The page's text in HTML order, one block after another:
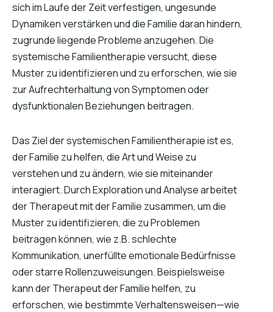
sich im Laufe der Zeit verfestigen, ungesunde
Dynamiken verstärken und die Familie daran hindern,
zugrunde liegende Probleme anzugehen. Die
systemische Familientherapie versucht, diese
Muster zu identifizieren und zu erforschen, wie sie
zur Aufrechterhaltung von Symptomen oder
dysfunktionalen Beziehungen beitragen.
Das Ziel der systemischen Familientherapie ist es,
der Familie zu helfen, die Art und Weise zu
verstehen und zu ändern, wie sie miteinander
interagiert. Durch Exploration und Analyse arbeitet
der Therapeut mit der Familie zusammen, um die
Muster zu identifizieren, die zu Problemen
beitragen können, wie z.B. schlechte
Kommunikation, unerfüllte emotionale Bedürfnisse
oder starre Rollenzuweisungen. Beispielsweise
kann der Therapeut der Familie helfen, zu
erforschen, wie bestimmte Verhaltensweisen—wie